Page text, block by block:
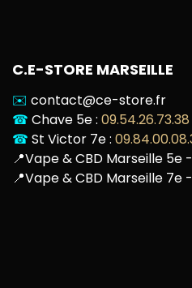
C.E-STORE MARSEILLE
✉️ contact@ce-store.fr
☎ Chave 5e : 09.54.26.73.38
☎ St Victor 7e :
📍Vape & CBD Marseille 5e
📍Vape & CBD Marseille 7e